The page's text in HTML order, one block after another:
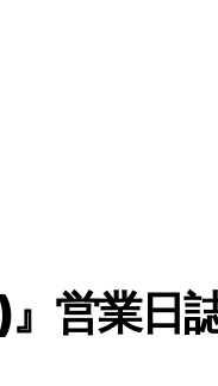
』営業日